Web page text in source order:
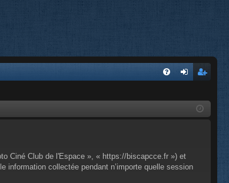
nr
Ciné Club de l'Espace », « https://biscapcce.fr ») et
information collectée pendant n’importe quelle session